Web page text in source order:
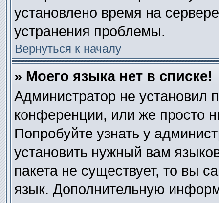
установлено время на
устранения проблемы.
Вернуться к началу
» Моего языка нет в списке!
Администратор не установил
конференции, или же просто
Попробуйте узнать у
установить нужный вам
пакета не существует, то вы
язык. Дополнительную